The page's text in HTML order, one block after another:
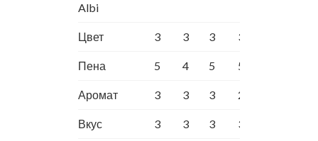
Albi
Цвет 3 3 3 3
Пена 5 4 5 5
Аромат 3 3 3 2
Вкус 3 3 3 3